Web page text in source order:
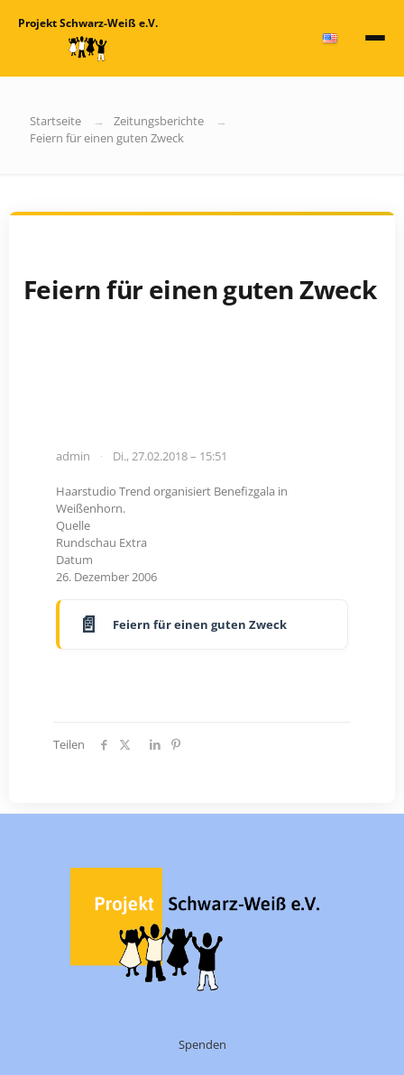
Projekt Schwarz-Weiß e.V.
Startseite
Zeitungsberichte
Feiern für einen guten Zweck
Feiern für einen guten Zweck
admin Di., 27.02.2018 – 15:51
Haarstudio Trend organisiert Benefizgala in
Weißenhorn.
Quelle
Rundschau Extra
Datum
26. Dezember 2006
Feiern für einen guten Zweck
Teilen
Spenden